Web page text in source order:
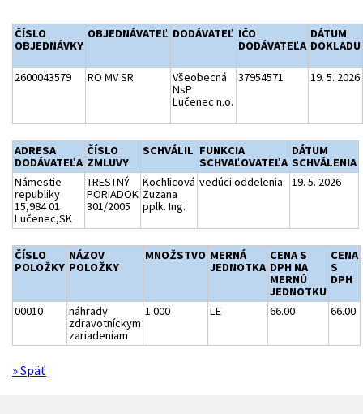
ČÍSLO
OBJEDNÁVKY
OBJEDNÁVATEĽ DODÁVATEĽ IČO
DODÁVATEĽA
DÁTUM
DOKLADU
2600043579 RO MV SR
Všeobecná
NsP
Lučenec n.o.
37954571 19. 5. 2026
ADRESA
DODÁVATEĽA
ČÍSLO
ZMLUVY
SCHVÁLIL FUNKCIA
SCHVAĽOVATEĽA
DÁTUM
SCHVÁLENIA
Námestie
republiky
15,984 01
Lučenec,SK
TRESTNÝ
PORIADOK
301/2005
Kochlicová
Zuzana
pplk. Ing.
vedúci oddelenia 19. 5. 2026
ČÍSLO
POLOŽKY
NÁZOV
POLOŽKY
MNOŽSTVO MERNÁ
JEDNOTKA
CENA S
DPH NA
MERNÚ
JEDNOTKU
CENA
S
DPH
00010
náhrady
zdravotníckym
zariadeniam
1.000 LE 66.00 66.00
» Späť